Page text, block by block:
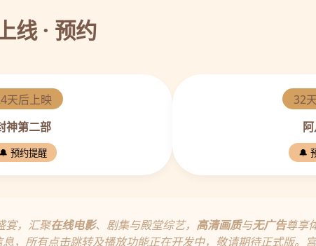
线 · 预约
天后上映
神第二部
🔔 预约提醒
32
🔔
宴，汇聚在线电影、剧集与殿堂综艺， 高清画质与无广告尊享
，所有点击跳转及播放功能正在开发中，敬请期待正式版。